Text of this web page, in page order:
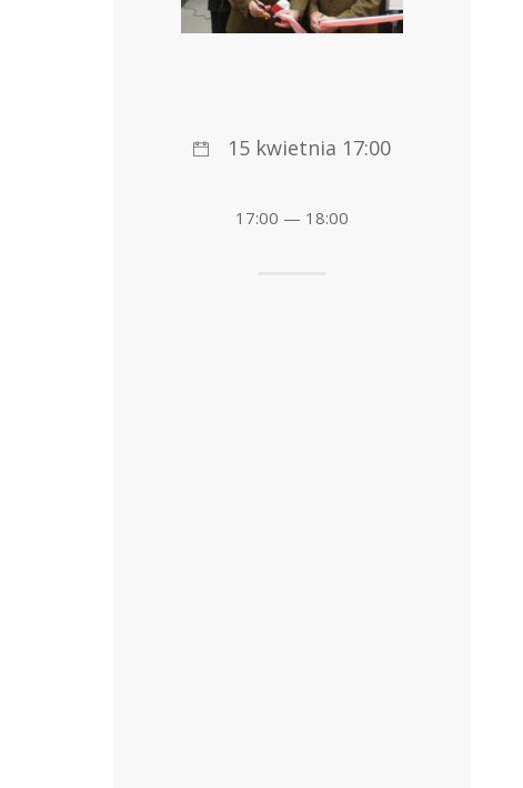
15 kwietnia 17:00
17:00 — 18:00